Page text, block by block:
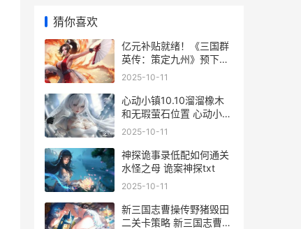
猜你喜欢
亿元补贴就绪！《三国群
英传：策定九州》预下载
今天开始 获政府补助1亿
2025-10-11
心动小镇10.10溜溜橡木
和无瑕萤石位置 心动小镇
什么时候出
2025-10-11
神探诡事录低配如何通关
水怪之母 诡案神探txt
2025-10-11
新三国志曹操传野猪毁田
二关卡策略 新三国志曹操